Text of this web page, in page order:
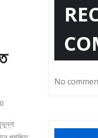
0
No